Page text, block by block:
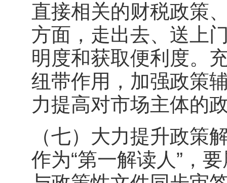
直接相关的财税政策
方面，走出去、送上
明度和获取便利度。
纽带作用，加强政策
力提高对市场主体的
（七）大力提升政策
作为“第一解读人”，